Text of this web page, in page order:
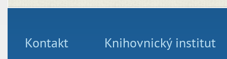
Kontakt Knihovnický institut